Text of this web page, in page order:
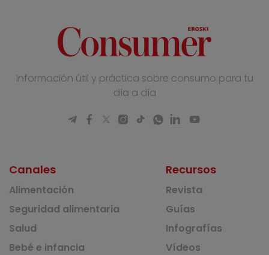
Información útil y práctica sobre consumo para tu
día a día
Canales
Alimentación
Seguridad alimentaria
Salud
Bebé e infancia
Recursos
Revista
Guías
Infografías
Vídeos